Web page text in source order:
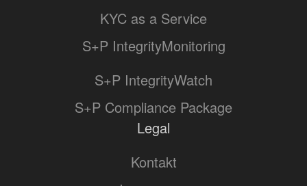
KYC as a Service
S+P IntegrityMonitoring
S+P IntegrityWatch
S+P Compliance Package
Legal
Kontakt